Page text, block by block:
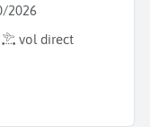
2026
vol direct